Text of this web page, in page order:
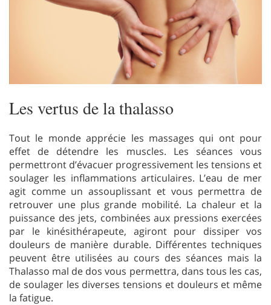
Les vertus de la thalasso
Tout le monde apprécie les massages qui ont pour
effet de détendre les muscles. Les séances vous
permettront d’évacuer progressivement les tensions et
soulager les inflammations articulaires. L’eau de mer
agit comme un assouplissant et vous permettra de
retrouver une plus grande mobilité. La chaleur et la
puissance des jets, combinées aux pressions exercées
par le kinésithérapeute, agiront pour dissiper vos
douleurs de manière durable. Différentes techniques
peuvent être utilisées au cours des séances mais la
Thalasso mal de dos vous permettra, dans tous les cas,
de soulager les diverses tensions et douleurs et même
la fatigue.